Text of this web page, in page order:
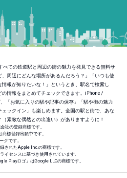
べての鉄道駅と周辺の街の魅力を発見できる無料サ
周辺にどんな場所があるんだろう？」「いつも使
報が知りたいな！」というとき、駅名で検索し
情報をまとめてチェックできます。iPhone /
「お気に入りの駅や記事の保存」「駅や街の魅力
ックイン」も楽しめます。全国の駅と街で、あな
素敵な偶然との出逢い）がありますように！
社の登録商標です。
商標登録出願中です。
クです。
されたApple Inc.の商標です。
イセンスに基づき使用されています。
Playロゴ」はGoogle LLCの商標です。